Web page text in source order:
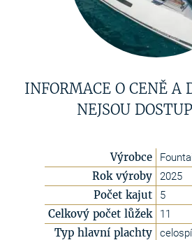
INFORMACE O CENĚ A
NEJSOU
Výrobce
Rok výroby 2025
Počet kajut 5
Celkový počet lůžek 11
Typ hlavní plachty